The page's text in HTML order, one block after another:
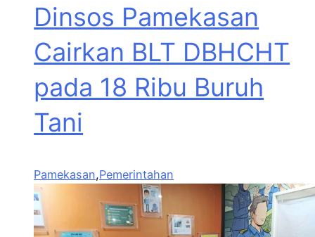
Dinsos Pamekasan
Cairkan BLT DBHCHT
pada 18 Ribu Buruh
Tani
Pamekasan,Pemerintahan